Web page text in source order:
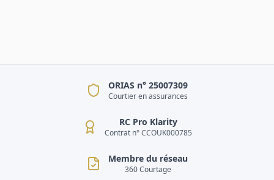
ORIAS n° 25007309
Courtier en assurances
RC Pro Klarity
Contrat n° CCOUK000785
Membre du réseau
360 Courtage